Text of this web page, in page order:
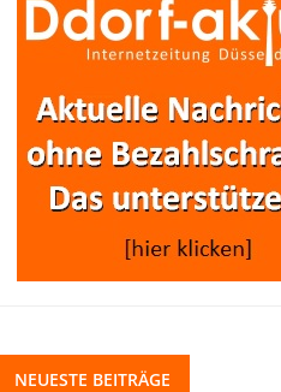
NEUESTE BEITRÄGE